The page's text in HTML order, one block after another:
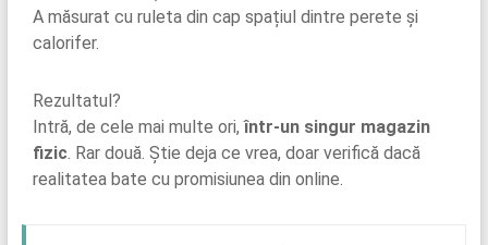
A măsurat cu ruleta din cap spațiul dintre perete și
calorifer.
Rezultatul?
Intră, de cele mai multe ori,într-un singur magazin
fizic . Rar două. Știe deja ce vrea, doar verifică dacă
realitatea bate cu promisiunea din online.